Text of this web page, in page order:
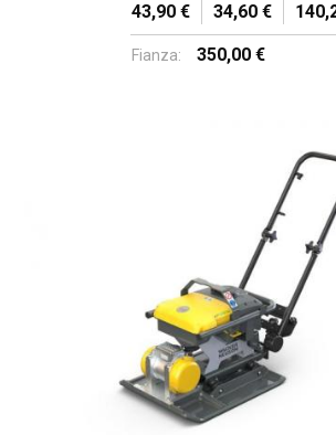
43,90 € 34,60 €
Fianza: 350,00 €